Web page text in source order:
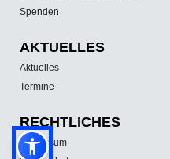
Spenden
AKTUELLES
Aktuelles
Termine
RECHTLICHES
Impressum